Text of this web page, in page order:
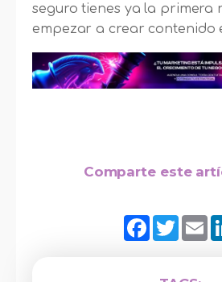
seguro tienes ya la primera
empezar a crear contenido
Comparte este
Facebook